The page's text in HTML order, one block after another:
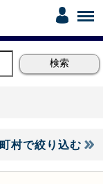
村で絞り込む